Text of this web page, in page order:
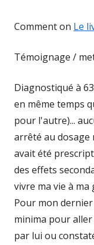
Comment on Le
Témoignage /
Diagnostiqué à
en même temps
pour l'autre)...
arrêté au dosage
avait été
des effets
vivre ma vie à ma
Pour mon
minima pour aller
par lui ou